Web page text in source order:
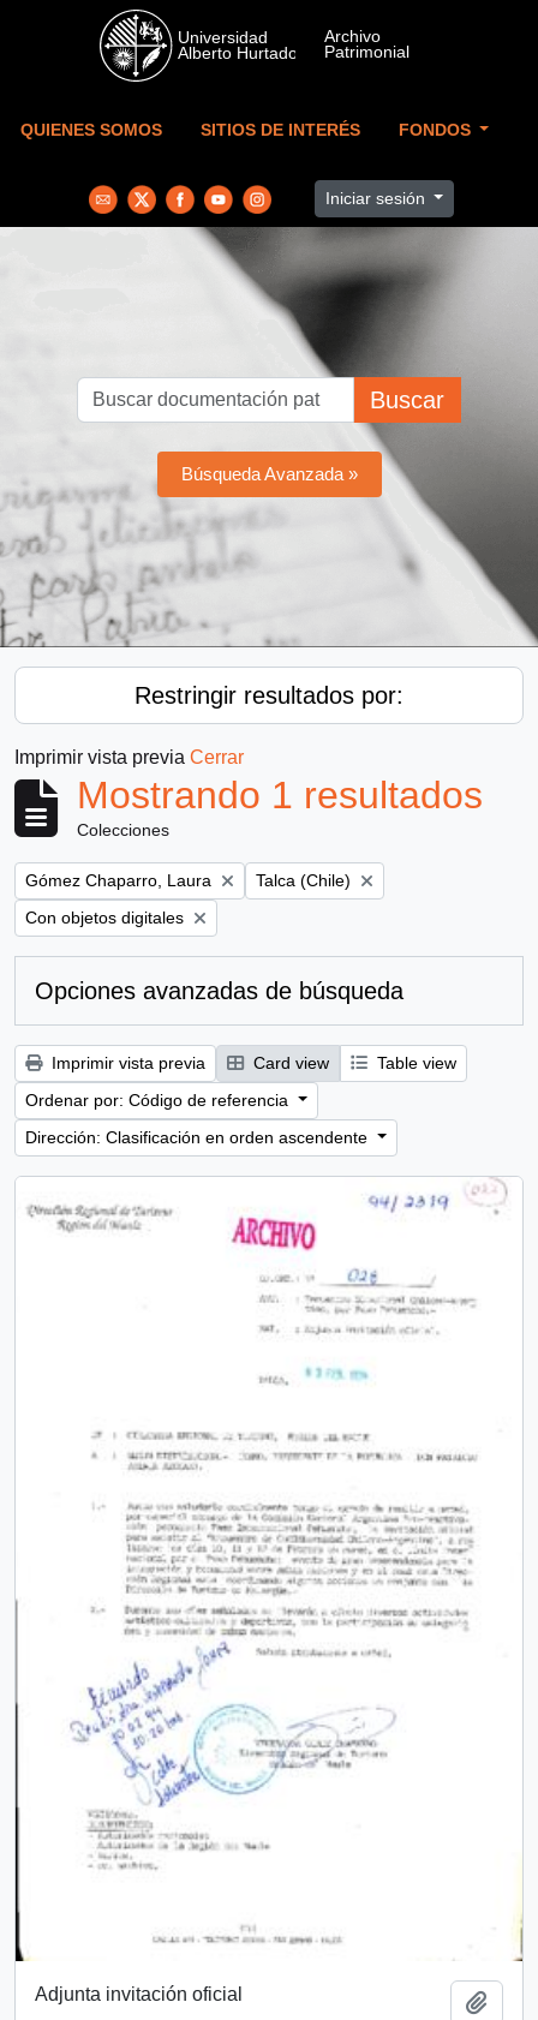
Skip to main content
QUIENES SOMOS SITIOS DE INTERÉS FONDOS
Iniciar sesión
Buscar
Búsqueda Avanzada »
Restringir resultados por:
Imprimir vista previa Cerrar
Mostrando 1 resultados
Colecciones
Remove filter:
Gómez Chaparro, Laura Remove filter:
Talca (Chile)
Remove filter:
Con objetos digitales
Opciones avanzadas de búsqueda
Imprimir vista previa Card view
Table view
Ordenar por: Código de referencia
Dirección: Clasificación en orden ascendente
Adjunta invitación oficial